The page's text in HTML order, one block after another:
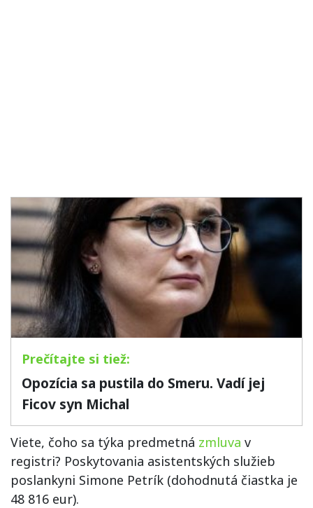
Opozícia sa pustila do Smeru. Vadí jej
Ficov syn Michal
Viete, čoho sa týka predmetná zmluva v
registri? Poskytovania asistentských služieb
poslankyni Simone Petrík (dohodnutá čiastka je
48 816 eur).